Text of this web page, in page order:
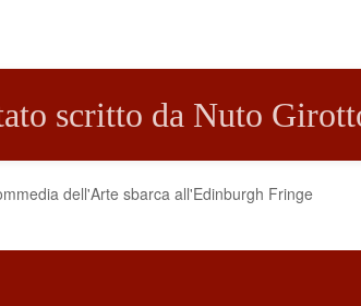
scritto da Nuto
dell'Arte sbarca all'Edinburgh Fringe